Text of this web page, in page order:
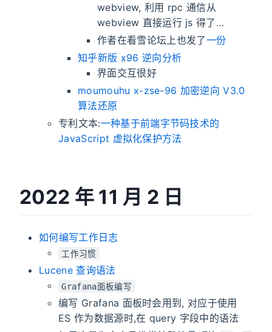
webview, 利用 rpc 通信从
webview 直接运行 js 得了…
作者在看雪论坛上也发了一份
知乎新版 x96 逆向分析
界面交互很好
moumouhu x-zse-96 加密逆向 V3.0
算法还原
专利文本:一种基于前端字节码技术的
JavaScript 虚拟化保护方法
2022 年 11 月 2 日
如何编写工作日志
工作习惯
Lucene 查询语法
Grafana面板编写
编写 Grafana 面板时会用到, 对应于使用
ES 作为数据源时,在 query 字段中的语法